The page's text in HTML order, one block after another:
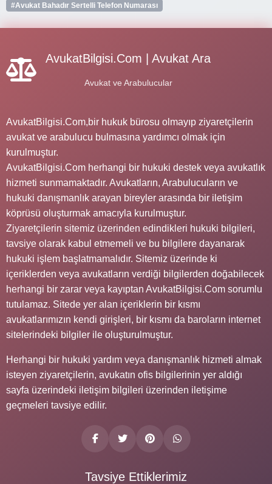
#Avukat Bahadır Sertelli Telefon Numarası
AvukatBilgisi.Com | Avukat Ara
Avukat ve Arabulucular
AvukatBilgisi.Com,bir hukuk bürosu olmayıp ziyaretçilerin
avukat ve arabulucu bulmasına yardımcı olmak için
kurulmuştur.
AvukatBilgisi.Com herhangi bir hukuki destek veya avukatlık
hizmeti sunmamaktadır. Avukatların, Arabulucuların ve
hukuki danışmanlık arayan bireyler arasında bir iletişim
köprüsü oluşturmak amacıyla kurulmuştur.
Ziyaretçilerin sitemiz üzerinden edindikleri hukuki bilgileri,
tavsiye olarak kabul etmemeli ve bu bilgilere dayanarak
hukuki işlem başlatmamalıdır. Sitemiz üzerinde ki
içeriklerden veya avukatların verdiği bilgilerden doğabilecek
herhangi bir zarar veya kayıptan AvukatBilgisi.Com sorumlu
tutulamaz. Sitede yer alan içeriklerin bir kısmı
avukatlarımızın kendi girişleri, bir kısmı da baroların internet
sitelerindeki bilgiler ile oluşturulmuştur.
Herhangi bir hukuki yardım veya danışmanlık hizmeti almak
isteyen ziyaretçilerin, avukatın ofis bilgilerinin yer aldığı
sayfa üzerindeki iletişim bilgileri üzerinden iletişime
geçmeleri tavsiye edilir.
Tavsiye Ettiklerimiz